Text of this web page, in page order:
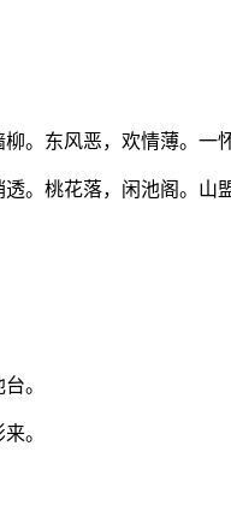
。东风恶，欢情薄。一
。桃花落，闲池阁。山
。
。